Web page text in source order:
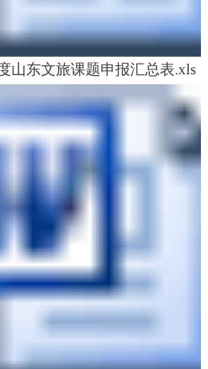
山东文旅课题申报汇总表.xls